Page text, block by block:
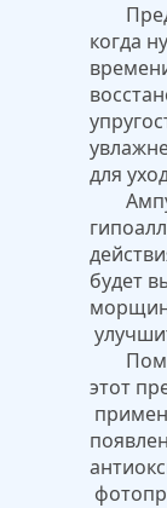
когда
для
будет
этот